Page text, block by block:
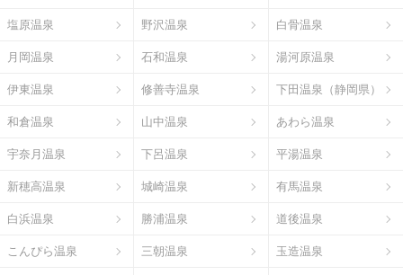
塩原温泉 野沢温泉 白骨温泉
月岡温泉 石和温泉 湯河原温泉
伊東温泉 修善寺温泉 下田温泉（静岡県）
和倉温泉 山中温泉 あわら温泉
宇奈月温泉 下呂温泉 平湯温泉
新穂高温泉 城崎温泉 有馬温泉
白浜温泉 勝浦温泉 道後温泉
こんぴら温泉 三朝温泉 玉造温泉